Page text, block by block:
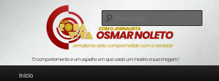
Blog Roda Viva
Jornalismo sério comprometido com a verdade
Início